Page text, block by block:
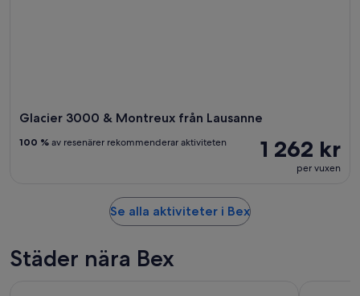
Glacier 3000 & Montreux från Lausanne
1 262 kr
per vuxen
100 % av resenärer rekommenderar aktiviteten
Se alla aktiviteter i Bex
Städer nära Bex